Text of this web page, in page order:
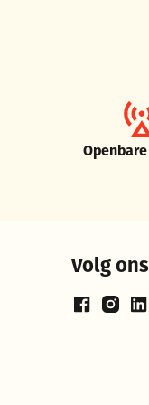
Volg ons
Facebook